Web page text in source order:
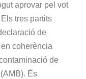
aprovar pel vot
tres partits
de
coherència
de
És